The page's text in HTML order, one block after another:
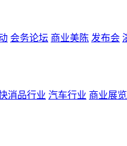
会务论坛 商业美陈 发布会
消品行业 汽车行业 商业展览